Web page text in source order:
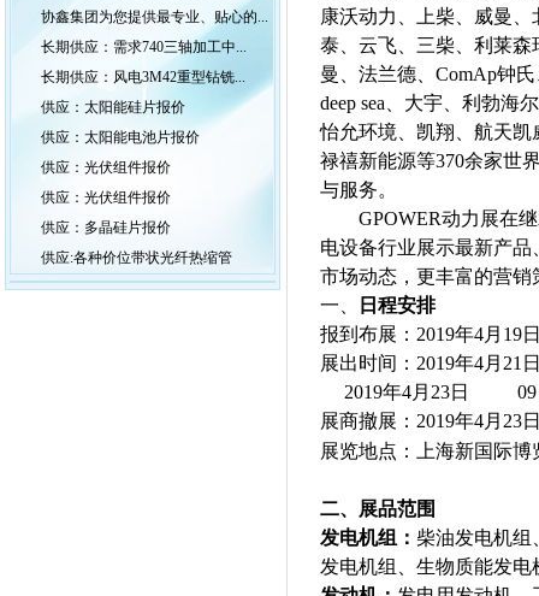
协鑫集团为您提供最专业、贴心的...
长期供应：需求740三轴加工中...
长期供应：风电3M42重型钻铣...
供应：太阳能硅片报价
供应：太阳能电池片报价
供应：光伏组件报价
供应：光伏组件报价
供应：多晶硅片报价
供应:各种价位带状光纤热缩管
康沃动力、上柴、威曼
泰、云飞、三柴、利莱森
曼、法兰德、 ComAp钟氏
deep sea、大宇、利勃海
怡允环境、凯翔、航天凯
禄禧新能源等370余家世
与服务。
GPOWER动力展在
电设备行业展示最新产
市场动态，更丰富的营
一、
日程安排
报到布展：2019年4月 19
展出时间：2019年4月 21
2019年4月 23日
展商撤展：2019年4月 23
展览地点：
上海新国际博
二、
展品范围
发电机组： 柴油发电机组
发电机组、生物质能发